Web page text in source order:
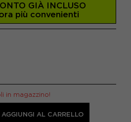
GIÀ INCLUSO
più convenienti
in magazzino!
AGGIUNGI AL CARRELLO